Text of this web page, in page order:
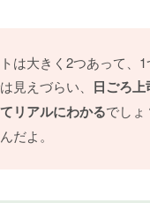
は大きく2つあって、
見えづらい、 日ごろ
リアルにわかるでしょ
だよ。